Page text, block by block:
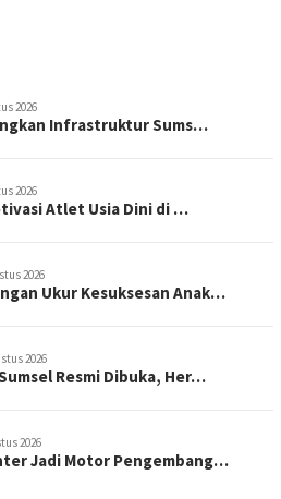
2026
Infrastruktur Sums…
2026
Atlet Usia Dini di …
2026
Ukur Kesuksesan Anak…
2026
Resmi Dibuka, Her…
2026
Jadi Motor Pengembang…